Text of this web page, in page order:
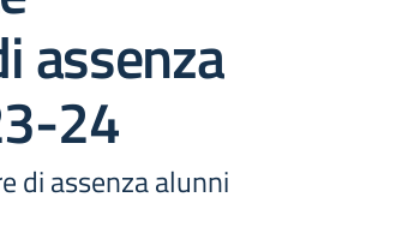
assenza
24
di assenza alunni